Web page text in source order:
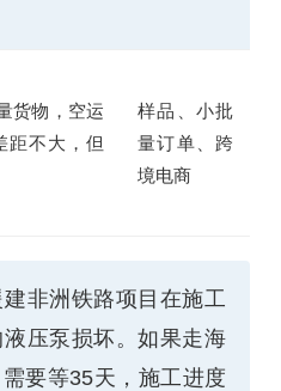
货物，空运
距不大，但
样品、小批
量订单、跨
境电商
非洲铁路项目在施工
压泵损坏。如果走海
要等35天，施工进度